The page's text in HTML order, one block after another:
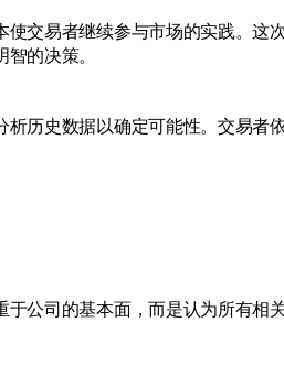
交易者继续参与市场的实践。这
的决策。
历史数据以确定可能性。交易者
公司的基本面，而是认为所有相